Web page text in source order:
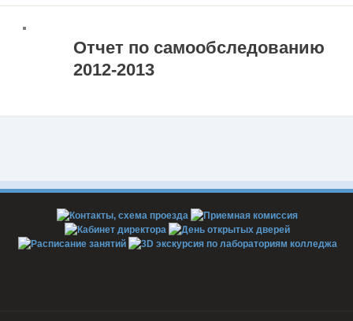
Отчет по самообследованию
2012-2013